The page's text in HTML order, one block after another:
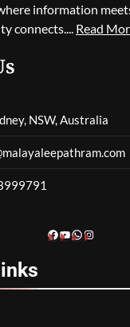
ago
0
റിപ്പോർട്ടുകൾ;
ഹൗസ്
information
connects.... Read
NSW, Australia
Facebook
YouTube
WhatsApp
Instagram